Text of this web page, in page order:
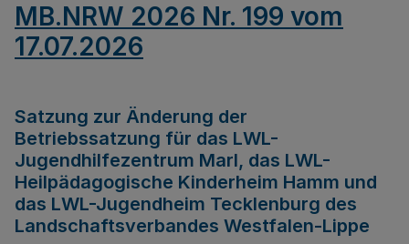
MB.NRW 2026 Nr. 199 vom
17.07.2026
Satzung zur Änderung der
Betriebssatzung für das LWL-
Jugendhilfezentrum Marl, das LWL-
Heilpädagogische Kinderheim Hamm und
das LWL-Jugendheim Tecklenburg des
Landschaftsverbandes Westfalen-Lippe